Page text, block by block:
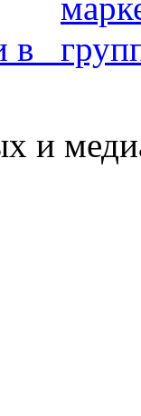
в
и